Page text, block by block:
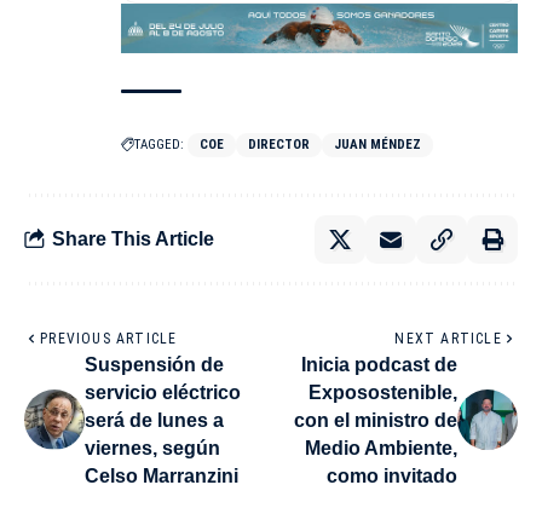
TAGGED: COE DIRECTOR JUAN MÉNDEZ
Share This Article
PREVIOUS ARTICLE
Suspensión de
servicio eléctrico
será de lunes a
viernes, según
Celso Marranzini
NEXT ARTICLE
Inicia podcast de
Exposostenible,
con el ministro de
Medio Ambiente,
como invitado